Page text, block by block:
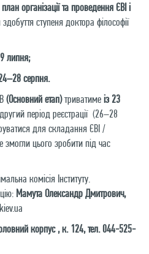
організації та проведення ЄВІ і
ступеня доктора філософії
липня;
серпня.
(Основний етап)триватимеіз 23
період реєстрації (26–28
для складання ЄВІ /
цього зробити під час
комісія Інституту.
Мамута Олександр Дмитрович,
корпус , к. 124, тел.044-525-